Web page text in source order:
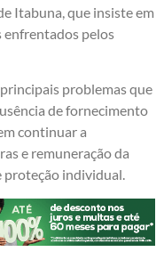
Itabuna, que insiste em
enfrentados pelos
problemas que
de fornecimento
continuar a
e remuneração da
proteção individual.